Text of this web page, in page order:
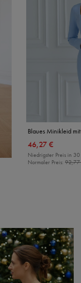
Blaues Minikleid
46,27 €
Niedrigster Preis in
Normaler Preis: 92,77